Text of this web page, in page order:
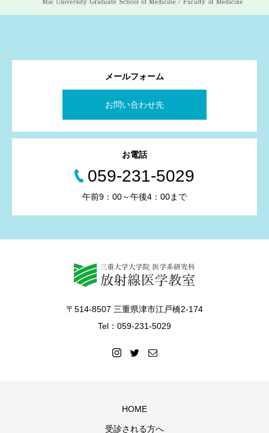
メールフォーム
お問い合わせ先
お電話
059-231-5029
午前9：00～午後4：00まで
〒514-8507 三重県津市江戸橋2-174
Tel：059-231-5029
HOME
受診される方へ